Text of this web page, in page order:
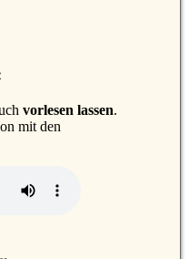
vorlesen lassen.
mit den